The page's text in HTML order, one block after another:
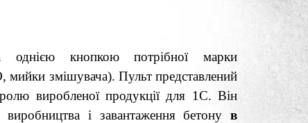
​​однією кнопкою потрібної марки
мийки змішувача). Пульт представлений
виробленої продукції для 1С. Він
і завантаження бетону в